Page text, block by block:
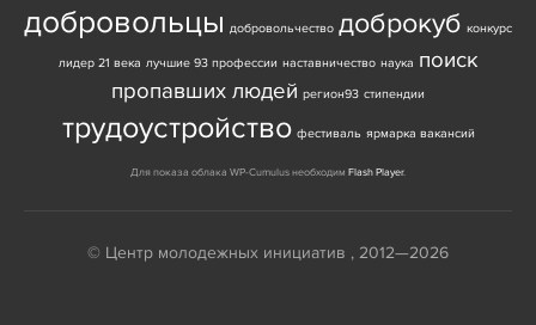
добровольцы добровольчество доброкуб конкурс
лидер 21 века лучшие 93 профессии наставничество наука поиск
пропавших людей регион93 стипендии
трудоустройство фестиваль ярмарка вакансий
Для показа облака WP-Cumulus необходим Flash Player.
© Центр молодежных инициатив , 2012—2026